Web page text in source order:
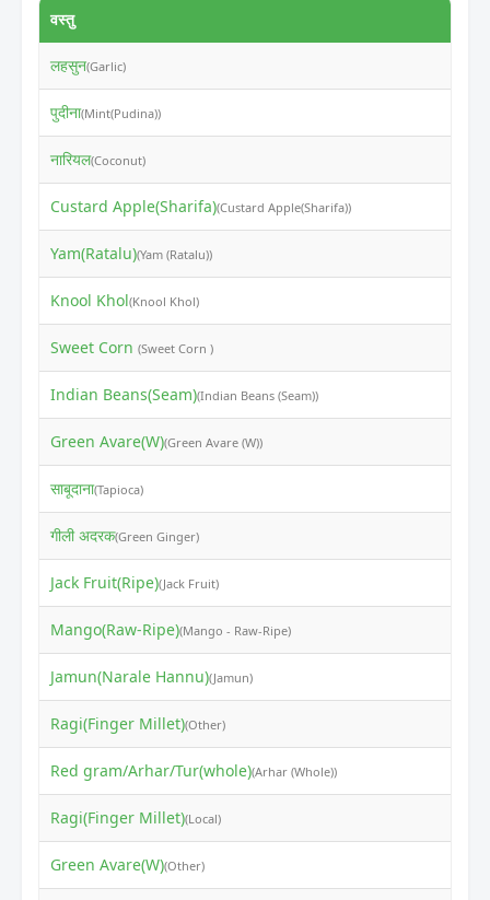
वस्तु
लहसुन(Garlic)
पुदीना(Mint(Pudina))
नारियल(Coconut)
Custard Apple(Sharifa)(Custard Apple(Sharifa))
Yam(Ratalu)(Yam (Ratalu))
Knool Khol(Knool Khol)
Sweet Corn (Sweet Corn )
Indian Beans(Seam)(Indian Beans (Seam))
Green Avare(W)(Green Avare (W))
साबूदाना(Tapioca)
गीली अदरक(Green Ginger)
Jack Fruit(Ripe)(Jack Fruit)
Mango(Raw-Ripe)(Mango - Raw-Ripe)
Jamun(Narale Hannu)(Jamun)
Ragi(Finger Millet)(Other)
Red gram/Arhar/Tur(whole)(Arhar (Whole))
Ragi(Finger Millet)(Local)
Green Avare(W)(Other)